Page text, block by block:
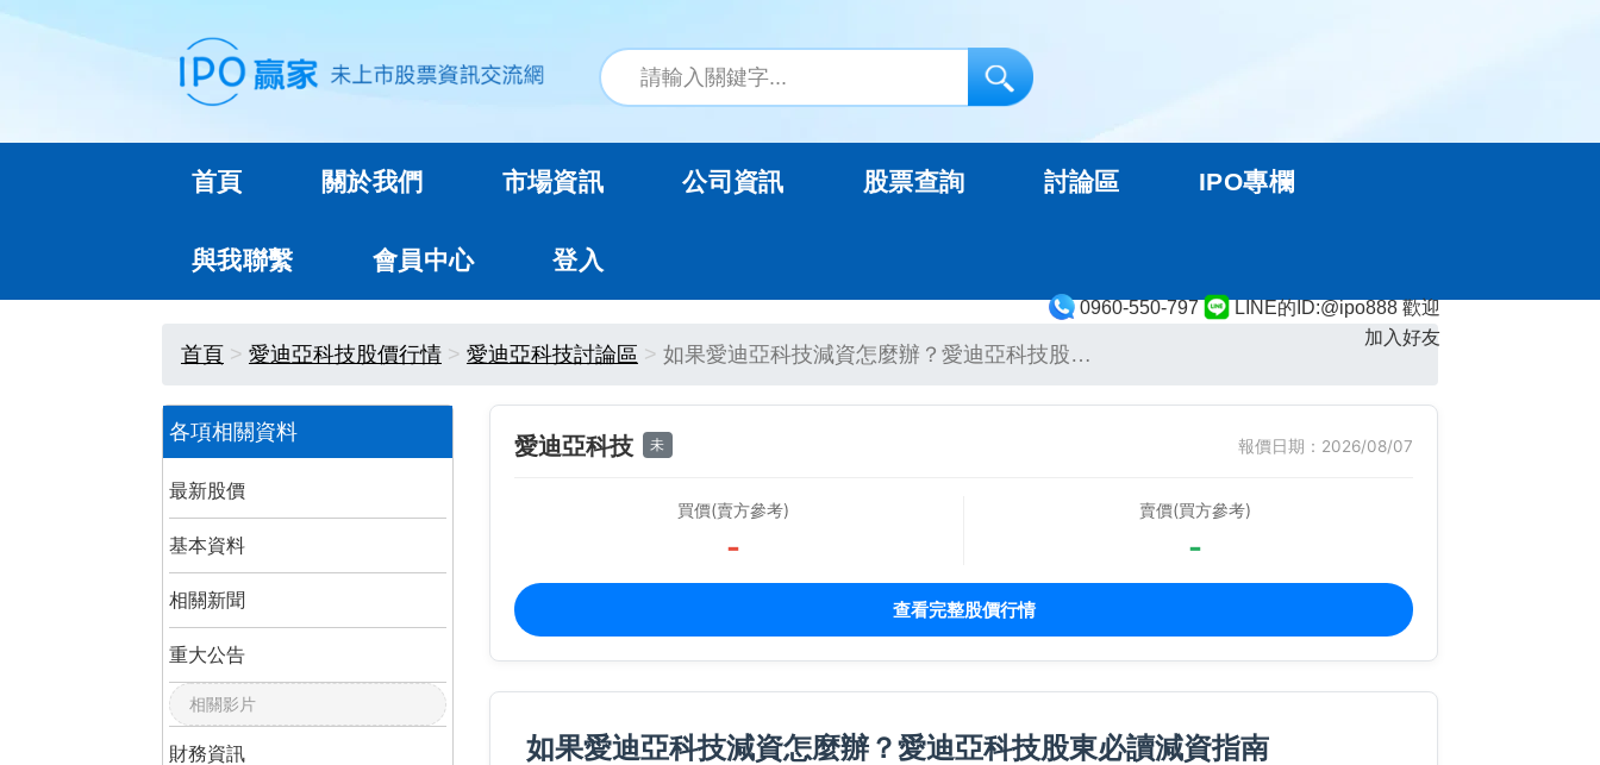
0960-550-797
LINE的ID:@ipo888 歡迎
加入好友
首頁 關於我們 市場資訊 公司資訊 股票查詢 討論區 IPO專欄
與我聯繫 會員中心 登入
首頁 愛迪亞科技股價行情 愛迪亞科技討論區 如果愛迪亞科技減資怎麼辦？愛迪亞科技股…
各項相關資料
最新股價
基本資料
相關新聞
重大公告
相關影片
財務資訊
愛迪亞科技 未 報價日期：2026/08/07
買價(賣方參考)
-
賣價(買方參考)
-
查看完整股價行情
如果愛迪亞科技減資怎麼辦？愛迪亞科技股東必讀減資指南